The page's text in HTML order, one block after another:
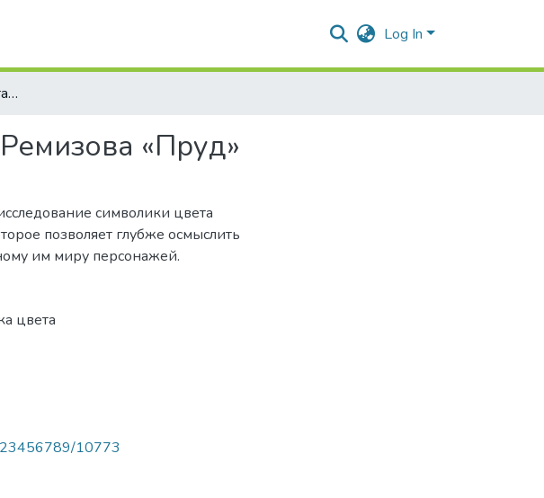
Log In
Символика белого цвета в романе А. М. Ремизова «Пруд»
«Пруд»
символики цвета
позволяет глубже осмыслить
им миру персонажей.
цвета
10773